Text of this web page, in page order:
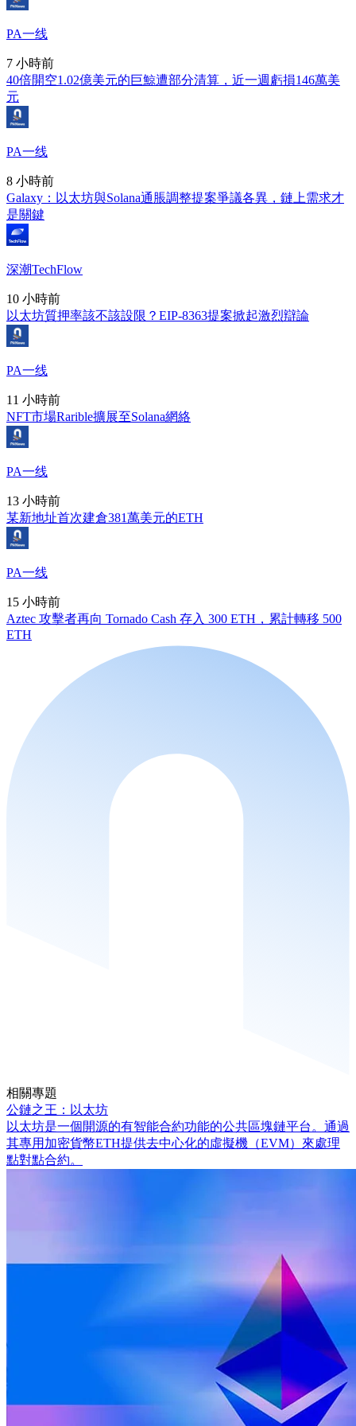
PA一线
7 小時前
40倍開空1.02億美元的巨鯨遭部分清算，近一週虧損146萬美
元
PA一线
8 小時前
Galaxy：以太坊與Solana通脹調整提案爭議各異，鏈上需求才
是關鍵
深潮TechFlow
10 小時前
以太坊質押率該不該設限？EIP-8363提案掀起激烈辯論
PA一线
11 小時前
NFT市場Rarible擴展至Solana網絡
PA一线
13 小時前
某新地址首次建倉381萬美元的ETH
PA一线
15 小時前
Aztec 攻擊者再向 Tornado Cash 存入 300 ETH，累計轉移 500
ETH
相關專題
公鏈之王：以太坊
以太坊是一個開源的有智能合約功能的公共區塊鏈平台。通過
其專用加密貨幣ETH提供去中心化的虛擬機（EVM）來處理
點對點合約。